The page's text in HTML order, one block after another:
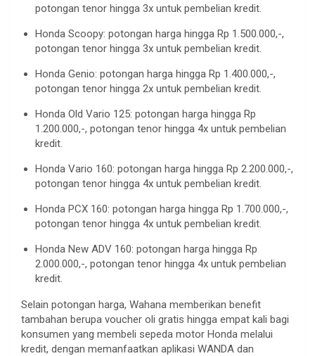
potongan tenor hingga 3x untuk pembelian kredit.
Honda Scoopy: potongan harga hingga Rp 1.500.000,-,
potongan tenor hingga 3x untuk pembelian kredit.
Honda Genio: potongan harga hingga Rp 1.400.000,-,
potongan tenor hingga 2x untuk pembelian kredit.
Honda Old Vario 125: potongan harga hingga Rp
1.200.000,-, potongan tenor hingga 4x untuk pembelian
kredit.
Honda Vario 160: potongan harga hingga Rp 2.200.000,-,
potongan tenor hingga 4x untuk pembelian kredit.
Honda PCX 160: potongan harga hingga Rp 1.700.000,-,
potongan tenor hingga 4x untuk pembelian kredit.
Honda New ADV 160: potongan harga hingga Rp
2.000.000,-, potongan tenor hingga 4x untuk pembelian
kredit.
Selain potongan harga, Wahana memberikan benefit
tambahan berupa voucher oli gratis hingga empat kali bagi
konsumen yang membeli sepeda motor Honda melalui
kredit, dengan memanfaatkan aplikasi WANDA dan